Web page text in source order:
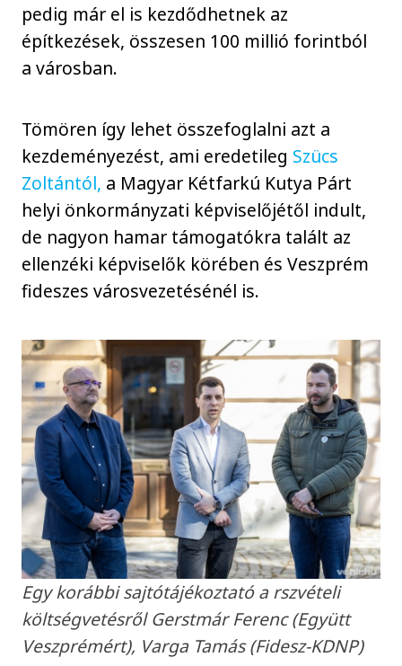
pedig már el is kezdődhetnek az
építkezések, összesen 100 millió forintból
a városban.
Tömören így lehet összefoglalni azt a
kezdeményezést, ami eredetileg Szücs
Zoltántól, a Magyar Kétfarkú Kutya Párt
helyi önkormányzati képviselőjétől indult,
de nagyon hamar támogatókra talált az
ellenzéki képviselők körében és Veszprém
fideszes városvezetésénél is.
Egy korábbi sajtótájékoztató a rszvételi
költségvetésről Gerstmár Ferenc (Együtt
Veszprémért), Varga Tamás (Fidesz-KDNP)